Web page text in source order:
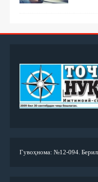
Гувоҳнома: №12-094.